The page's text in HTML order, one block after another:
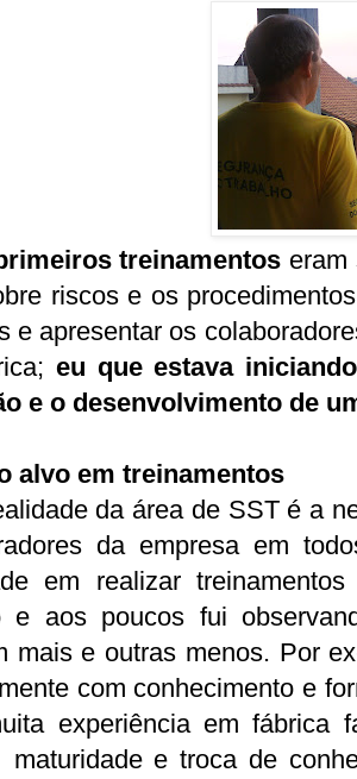
treinamentos eram
riscos e os
e apresentar os
eu que estava
e o desenvolvimento de
alvo em treinamentos
da área de SST é a
da empresa em
em realizar
e aos poucos fui
mais e outras menos. Por
com conhecimento e
experiência em fábrica
e troca de